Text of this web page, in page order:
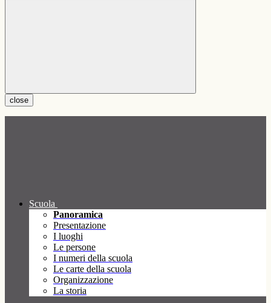
close
Scuola
Panoramica
Presentazione
I luoghi
Le persone
I numeri della scuola
Le carte della scuola
Organizzazione
La storia